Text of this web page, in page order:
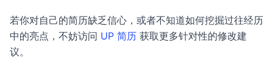
若你对自己的简历缺乏信心，或者不知道如何挖掘过往经历
中的亮点，不妨访问 UP 简历 获取更多针对性的修改建
议。